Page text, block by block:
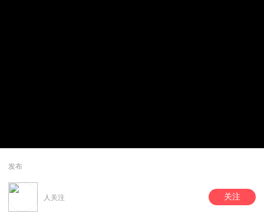
发布
人关注 关注